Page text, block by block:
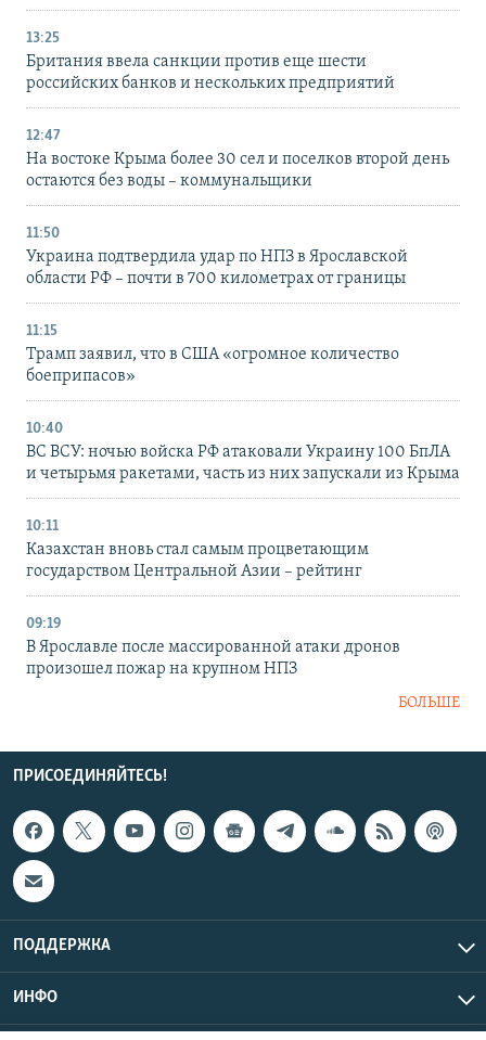
13:25
Британия ввела санкции против еще шести
российских банков и нескольких предприятий
12:47
На востоке Крыма более 30 сел и поселков второй день
остаются без воды – коммунальщики
11:50
Украина подтвердила удар по НПЗ в Ярославской
области РФ – почти в 700 километрах от границы
11:15
Трамп заявил, что в США «огромное количество
боеприпасов»
10:40
ВС ВСУ: ночью войска РФ атаковали Украину 100 БпЛА
и четырьмя ракетами, часть из них запускали из Крыма
10:11
Казахстан вновь стал самым процветающим
государством Центральной Азии – рейтинг
09:19
В Ярославле после массированной атаки дронов
произошел пожар на крупном НПЗ
БОЛЬШЕ
ПРИСОЕДИНЯЙТЕСЬ!
ПОДДЕРЖКА
ИНФО